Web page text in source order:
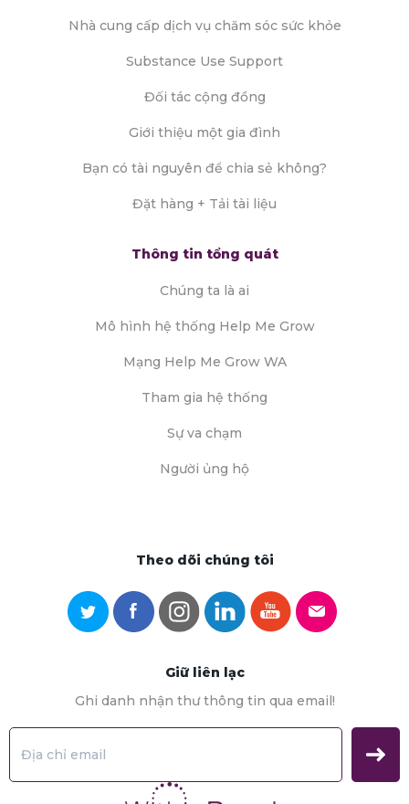
Nhà cung cấp dịch vụ chăm sóc sức khỏe
Substance Use Support
Đối tác cộng đồng
Giới thiệu một gia đình
Bạn có tài nguyên để chia sẻ không?
Đặt hàng + Tải tài liệu
Thông tin tổng quát
Chúng ta là ai
Mô hình hệ thống Help Me Grow
Mạng Help Me Grow WA
Tham gia hệ thống
Sự va chạm
Người ủng hộ
Theo dõi chúng tôi
Giữ liên lạc
Ghi danh nhận thư thông tin qua email!